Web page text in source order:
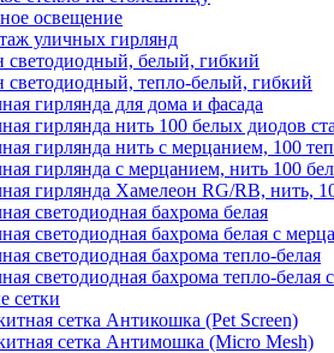
освещение
уличных гирлянд
светодиодный, белый, гибкий
светодиодный, тепло-белый, гибкий
гирлянда для дома и фасада
гирлянда нить 100 белых диодов
гирлянда нить с мерцанием, 100
гирлянда с мерцанием, нить 100
гирлянда Хамелеон RG/RB, нить,
светодиодная бахрома белая
светодиодная бахрома белая с
светодиодная бахрома тепло-белая
светодиодная бахрома тепло-белая
сетки
сетка Антикошка (Pet Screen)
сетка Антимошка (Micro Mesh)